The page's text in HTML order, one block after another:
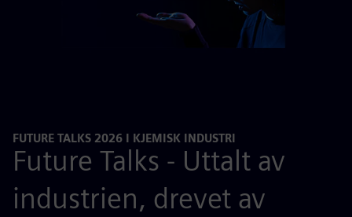
FUTURE TALKS 2026 I KJEMISK INDUSTRI
Future Talks - Uttalt av
industrien, drevet av